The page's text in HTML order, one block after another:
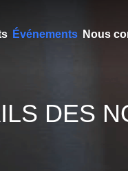
Événements Nous
DES